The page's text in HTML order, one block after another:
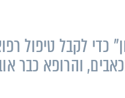
כדי לקבל טיפול
והרופא כבר